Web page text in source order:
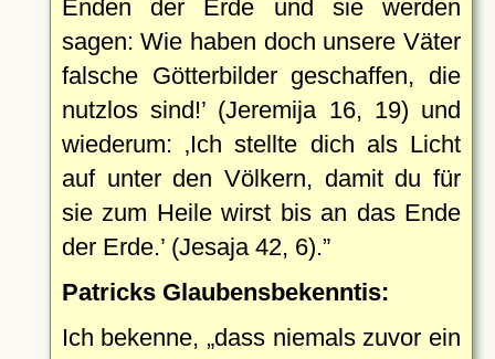
Enden der Erde und sie werden
sagen: Wie haben doch unsere Väter
falsche Götterbilder geschaffen, die
nutzlos sind!
(Jeremija 16, 19) und
wiederum:
Ich stellte dich als Licht
auf unter den Völkern, damit du für
sie zum Heile wirst bis an das Ende
der Erde.(Jesaja 42, 6).
Patricks Glaubensbekenntis:
Ich bekenne, dass niemals zuvor ein